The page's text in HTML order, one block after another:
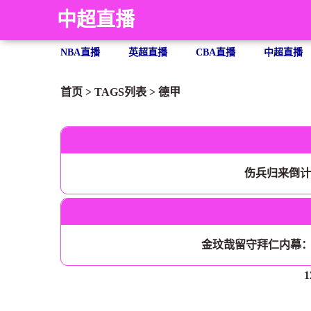
中超直播
NBA直播 英超直播 CBA直播 中超直播
首页 > TAGS列表 > 德甲
伤兵归来倒
金玟哉留守拜仁内幕
1